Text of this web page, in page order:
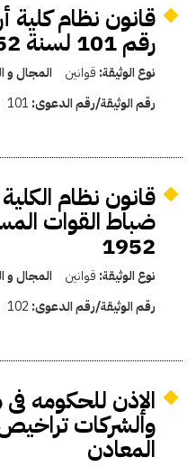
قانون نظام كلية
رقم 101 لسنة 1952
نوع الوثيقة: قوانين المجال و
رقم الوثيقة/رقم الدعوى: 101
قانون نظام
1952
نوع الوثيقة: قوانين المجال و
رقم الوثيقة/رقم الدعوى: 102
الإذن للحكومه
والشركات
المعادن